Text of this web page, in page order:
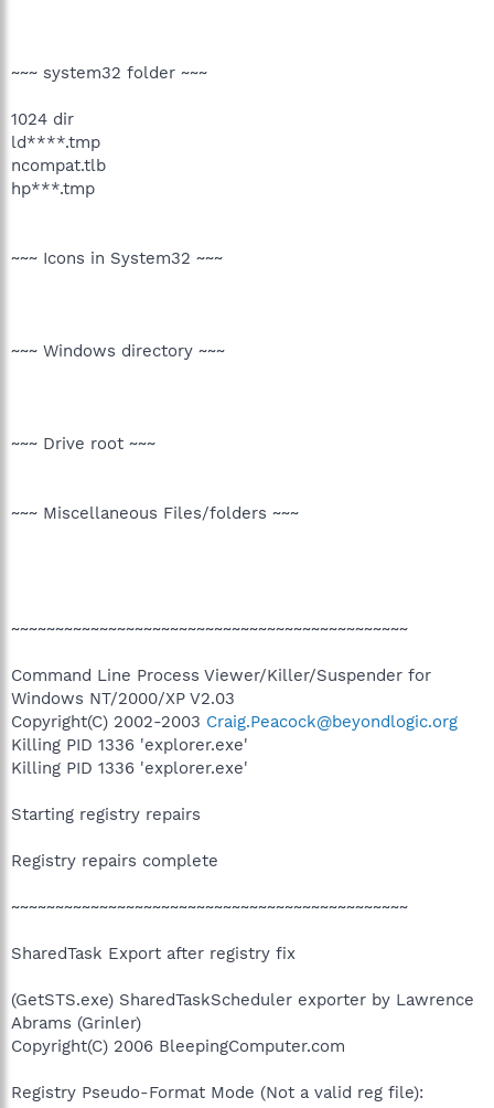
~~~ system32 folder ~~~
1024 dir
ld****.tmp
ncompat.tlb
hp***.tmp
~~~ Icons in System32 ~~~
~~~ Windows directory ~~~
~~~ Drive root ~~~
~~~ Miscellaneous Files/folders ~~~
~~~~~~~~~~~~~~~~~~~~~~~~~~~~~~~~~~~~~~~~~~~~~
Command Line Process Viewer/Killer/Suspender for
Windows NT/2000/XP V2.03
Copyright(C) 2002-2003 Craig.Peacock@beyondlogic.org
Killing PID 1336 'explorer.exe'
Killing PID 1336 'explorer.exe'
Starting registry repairs
Registry repairs complete
~~~~~~~~~~~~~~~~~~~~~~~~~~~~~~~~~~~~~~~~~~~~~
SharedTask Export after registry fix
(GetSTS.exe) SharedTaskScheduler exporter by Lawrence
Abrams (Grinler)
Copyright(C) 2006 BleepingComputer.com
Registry Pseudo-Format Mode (Not a valid reg file):